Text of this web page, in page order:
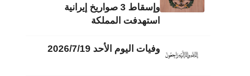
وإسقاط 3 صواريخ إيرانية
استهدفت المملكة
وفيات اليوم الأحد 2026/7/19